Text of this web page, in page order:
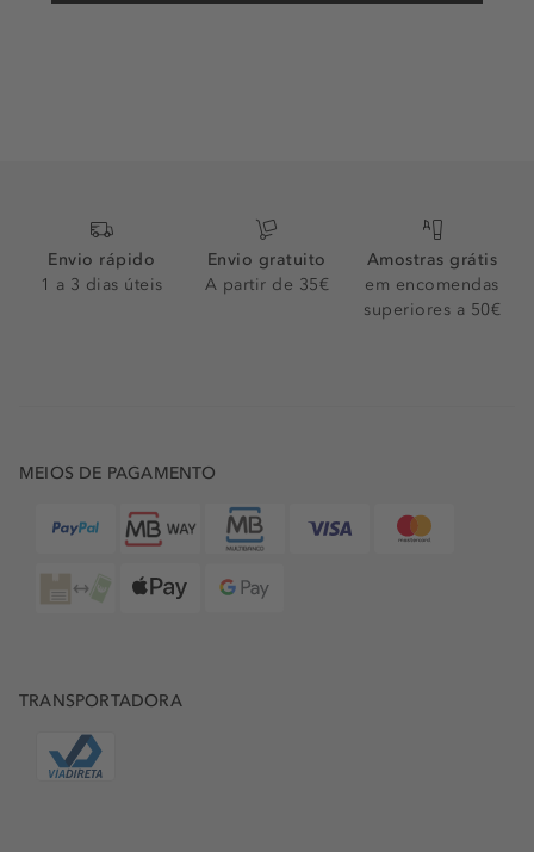
Envio rápido
1 a 3 dias úteis
Envio gratuito
A partir de 35€
Amostras grátis
em encomendas
superiores a 50€
MEIOS DE PAGAMENTO
TRANSPORTADORA